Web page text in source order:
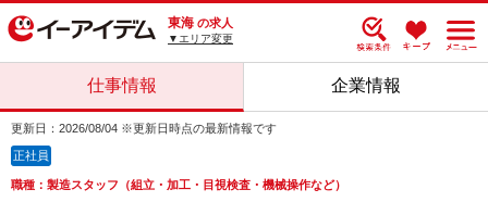
東海 の求人
▼エリア変更
仕事情報 企業情報
更新日：2026/08/04 ※更新日時点の最新情報です
正社員
職種：製造スタッフ（組立・加工・目視検査・機械操作など）